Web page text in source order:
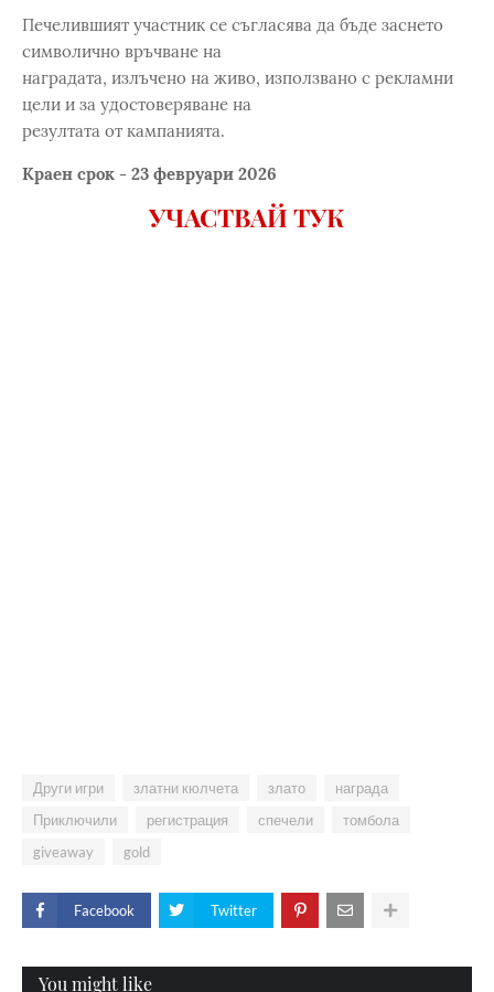
Печелившият участник се съгласява да бъде заснето
символично връчване на
наградата, излъчено на живо, използвано с рекламни
цели и за удостоверяване на
резултата от кампанията.
Краен срок - 23 февруари 2026
УЧАСТВАЙ ТУК
Други игри златни кюлчета злато
награда
Приключили
регистрация спечели
томбола
giveaway
gold
Facebook Twitter
You might like